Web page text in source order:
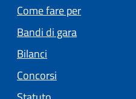
Come fare per
Bandi di gara
Bilanci
Concorsi